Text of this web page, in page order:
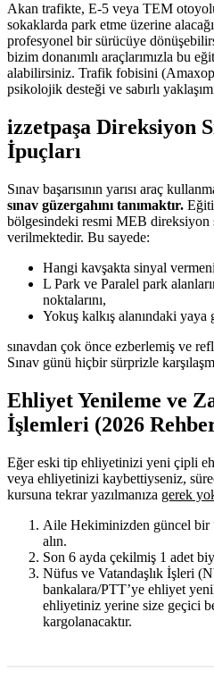
Akan trafikte, E-5 veya TEM
sokaklarda park etme üzerine
profesyonel bir sürücüye
bizim donanımlı araçlarımızla bu
alabilirsiniz. Trafik fobisini
psikolojik desteği ve sabırlı
izzetpaşa Direksiyon
İpuçları
Sınav başarısının yarısı araç
sınav güzergahını tanımaktır.
bölgesindeki resmi MEB direksiyon
verilmektedir. Bu sayede:
Hangi kavşakta sinyal
L Park ve Paralel park
noktalarını,
Yokuş kalkış alanındaki yaya
sınavdan çok önce ezberlemiş ve
Sınav günü hiçbir sürprizle
Ehliyet Yenileme ve
İşlemleri (2026
Eğer eski tip ehliyetinizi yeni çipli
veya ehliyetinizi kaybettiyseniz,
kursuna tekrar yazılmanıza gerek
Aile Hekiminizden güncel bir
alın.
Son 6 ayda çekilmiş 1 adet
Nüfus ve Vatandaşlık İşleri
bankalara/PTT’ye ehliyet
ehliyetiniz yerine size geçici
kargolanacaktır.